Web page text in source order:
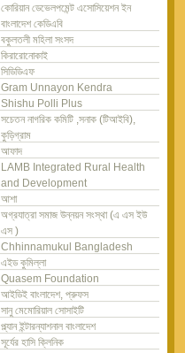
কোরিয়ান ডেভেলপমেন্ট এসোসিয়েশন ইন
বাংলাদেশ কেডিএবি
বকুলতলী মহিলা সংসদ
কিরারোনোকাই
সিডিডিএফ
Gram Unnayon Kendra
Shishu Polli Plus
সচেতন নাগরিক কমিটি ,সনাক (টিআইবি),
কুড়িগ্রাম
আফাদ
LAMB Integrated Rural Health
and Development
আশা
অগ্রযাত্রা সমাজ উন্নয়ন সংস্থা (এ এস ইউ
এস )
Chhinnamukul Bangladesh
এইড কুমিল্লা
Quasem Foundation
আইডিই বাংলাদেশ, প্রুফস
সানু মেমোরিয়াল সোসাইটি
প্ল্যান ইন্টারন্যাশনাল বাংলাদেশ
সূর্যের হাসি ক্লিনিক